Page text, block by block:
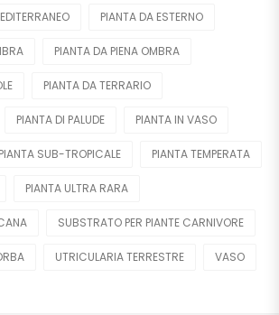
PIANTA DA ESTERNO
PIANTA DA PIENA OMBRA
PIANTA DA TERRARIO
PIANTA DI PALUDE PIANTA IN VASO
PIANTA SUB-TROPICALE PIANTA TEMPERATA
PIANTA ULTRA RARA
SUBSTRATO PER PIANTE CARNIVORE
UTRICULARIA TERRESTRE VASO